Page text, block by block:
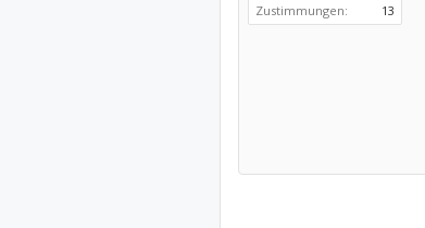
Zustimmungen:
13